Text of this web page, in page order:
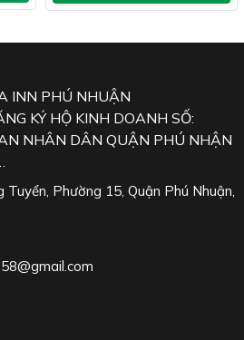
INN PHÚ NHUẬN
KÝ HỘ KINH DOANH SỐ:
NHÂN DÂN QUẬN PHÚ NHẬN
Tuyển, Phường 15, Quận Phú Nhuận,